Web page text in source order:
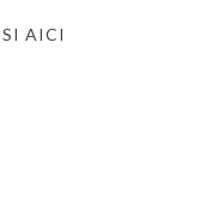
AICI